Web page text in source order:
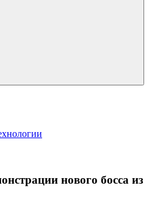
нового босса из